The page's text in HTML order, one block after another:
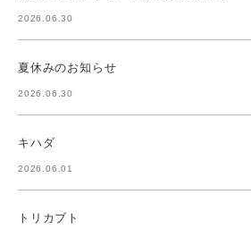
2026.06.30
夏休みのお知らせ
2026.06.30
キハダ
2026.06.01
トリカブト